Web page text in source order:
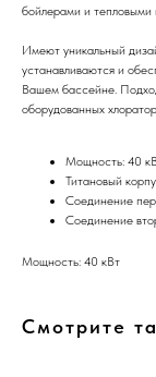
бойлерами и тепловыми
Имеют уникальный
устанавливаются и
Вашем бассейне.
оборудованных
Мощность: 40
Титановый
Соединение
Соединение
Мощность: 40 кВт
Смотрите